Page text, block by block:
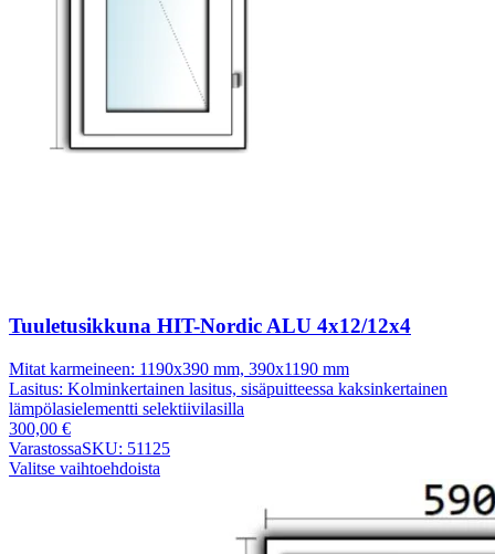
Tuuletusikkuna HIT-Nordic ALU 4x12/12x4
Mitat karmeineen: 1190x390 mm, 390x1190 mm
Lasitus: Kolminkertainen lasitus, sisäpuitteessa kaksinkertainen
lämpölasielementti selektiivilasilla
300,00 €
VarastossaSKU: 51125
Valitse vaihtoehdoista